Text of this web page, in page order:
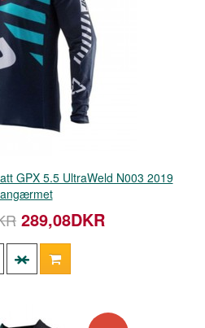
GPX 5.5 UltraWeld N003 2019
289,08DKR